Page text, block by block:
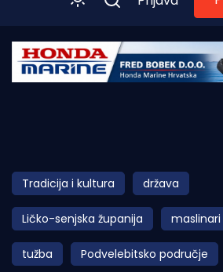
Početna
Obala
Otoci
Turizam i nautika
Pomorstvo
Tradicija i kultura država
Ličko-senjska županija maslinari
tužba Podvelebitsko područje